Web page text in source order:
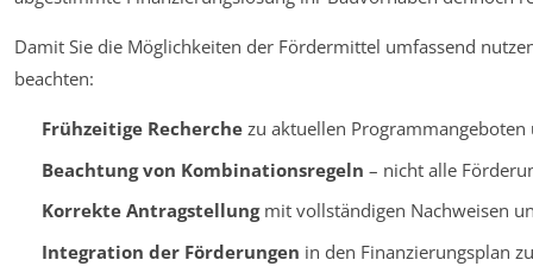
Damit Sie die Möglichkeiten der Fördermittel umfassend
beachten:
Frühzeitige Recherchezu aktuellen Programmangeboten
Beachtung von Kombinationsregeln – nicht alle
Korrekte Antragstellungmit vollständigen Nachweisen
Integration der Förderungen in den Finanzierungsplan